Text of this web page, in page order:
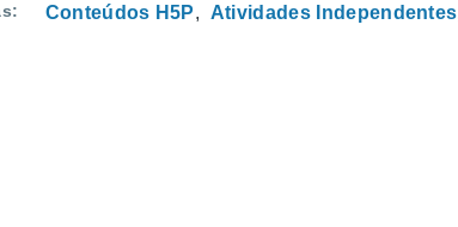
H5P
Conteúdos H5P Atividades Independentes